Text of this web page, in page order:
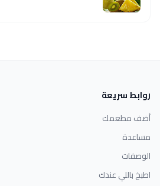
روابط سريعة
أضف مطعمك
مساعدة
الوصفات
اطبخ باللي عندك